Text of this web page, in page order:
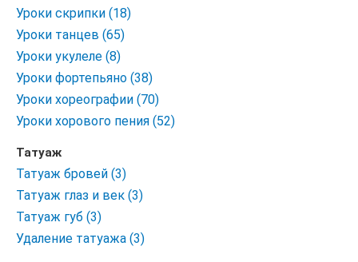
Уроки скрипки (18)
Уроки танцев (65)
Уроки укулеле (8)
Уроки фортепьяно (38)
Уроки хореографии (70)
Уроки хорового пения (52)
Татуаж
Татуаж бровей (3)
Татуаж глаз и век (3)
Татуаж губ (3)
Удаление татуажа (3)